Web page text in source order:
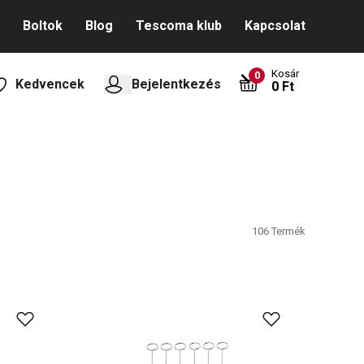
Boltok Blog Tescoma klub Kapcsolat
Kedvencek Bejelentkezés
0 Kosár
0 Ft
106Termék